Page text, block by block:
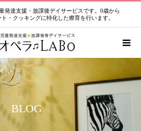
発達支援・放課後デイサービスです。0歳から
・クッキングに特化した療育を行います。
BLOG